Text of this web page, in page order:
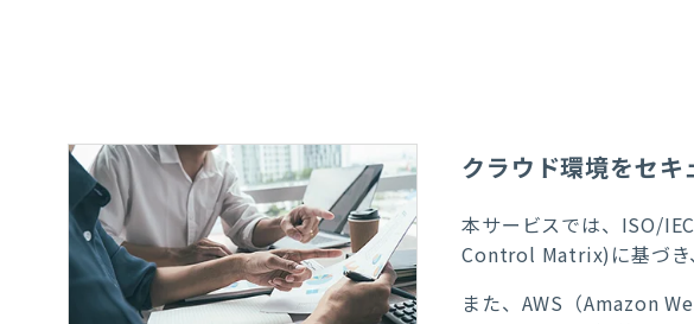
クラウド環境をセ
本サービスでは、ISO/
Control Matrix)に基づき
また、 AWS（Amazon